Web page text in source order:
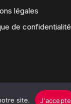
légales
de confidentialité
site. J'accepte